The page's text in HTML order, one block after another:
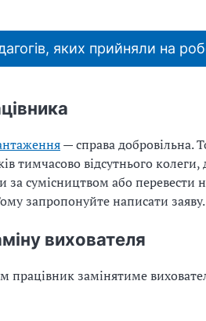
яких прийняли на
— справа добровільна.
тимчасово відсутнього колеги,
за сумісництвом або перевести
запропонуйте написати заяву.
вихователя
працівник замінятиме